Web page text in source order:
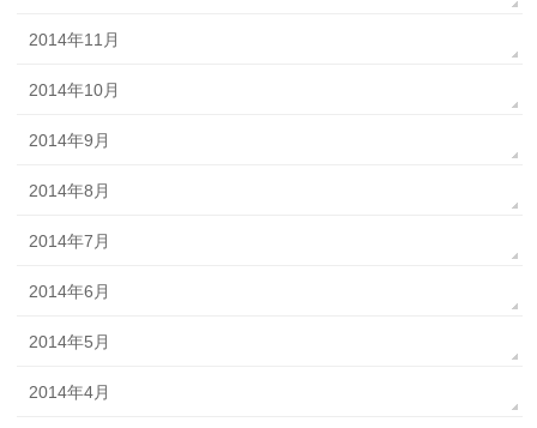
2014年11月
2014年10月
2014年9月
2014年8月
2014年7月
2014年6月
2014年5月
2014年4月